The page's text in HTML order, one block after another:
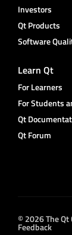
Investors
Qt Products
Software
Learn Qt
For Learners
For Students
Qt
Qt Forum
© 2026 The Qt
Feedback